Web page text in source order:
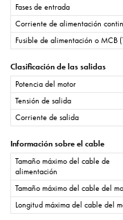
Fases de entrada
Corriente de alimentación
Fusible de alimentación o MCB
Clasificación de las salidas
Potencia del motor
Tensión de salida
Corriente de salida
Información sobre el cable
Tamaño máximo del cable de
alimentación
Tamaño máximo del cable del
Longitud máxima del cable del